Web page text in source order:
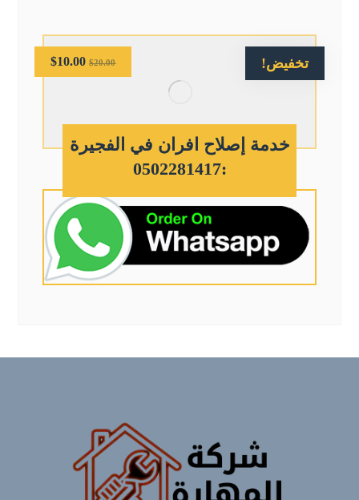
تخفيض!
خدمة إصلاح افران في الفجيرة
:0502281417
$20.00
$10.00